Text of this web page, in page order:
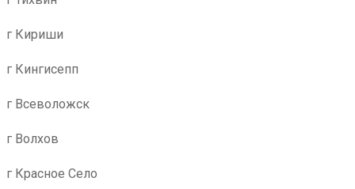
г Кириши
г Кингисепп
г Всеволожск
г Волхов
г Красное Село